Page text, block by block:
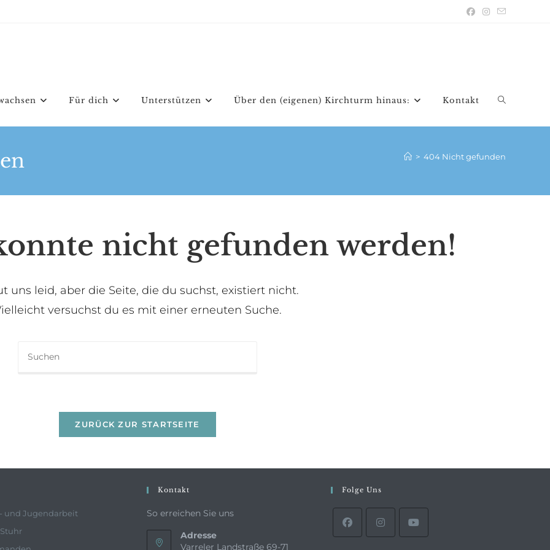
Für dich Unterstützen Über den (eigenen) Kirchturm hinaus: Kontakt Website-
> 404 Nicht gefunden
nicht gefunden werden!
uns leid, aber die Seite, die du suchst, existiert nicht.
versuchst du es mit einer erneuten Suche.
ZURÜCK ZUR STARTSEITE
und Jugendarbeit
Kontakt
So erreichen Sie uns
Adresse
Varreler Landstraße 69-71
Folge Uns